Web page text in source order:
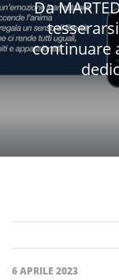
Da
continuare
6 APRILE 2023